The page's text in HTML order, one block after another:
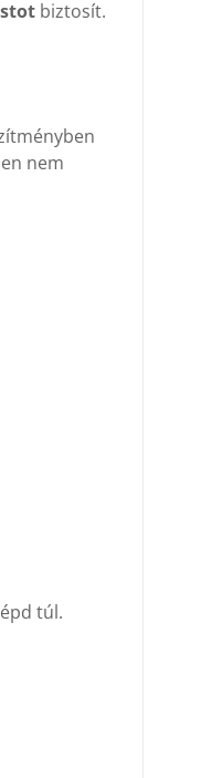
biztosít.
nem
túl.